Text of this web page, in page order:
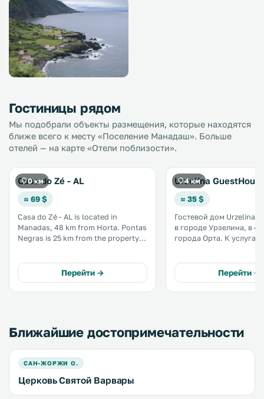
Гостиницы рядом
Мы подобрали объекты размещения, которые находятся
ближе всего к месту «Поселение Манадаш». Больше
отелей — на карте «Отели поблизости».
0 км
Casa do Zé - AL
≈ 69 $
Casa do Zé - AL is located in
Manadas, 48 km from Horta. Pontas
Negras is 25 km from the property.
and/or patio. All units have a
kitchen fitted with an oven and
microwave. .
Перейти →
4 км
Urzelina
≈ 35 $
Гостевой дом Urzelina
в городе Урзелина, в
города Орта. К услугам гостей
Предоставляются
туалетно-
принадлежности и фен. В
Перейти →
Ближайшие достопримечательности
САН-ЖОРЖИ О.
Церковь Святой Варвары